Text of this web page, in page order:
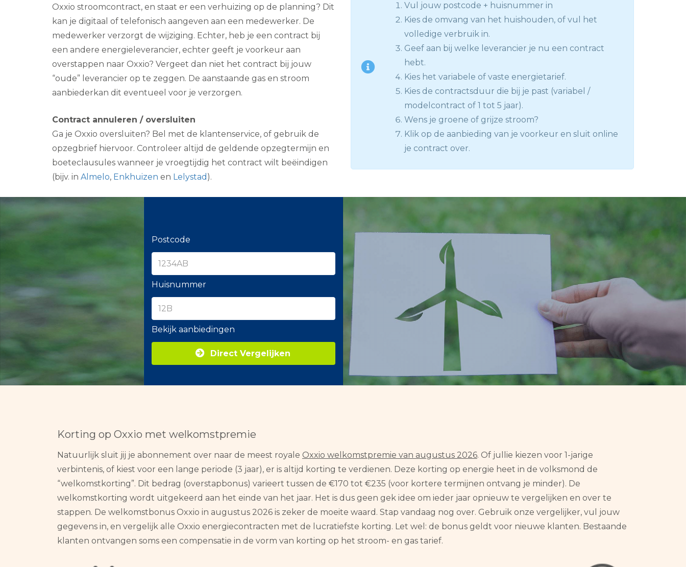
Oxxio stroomcontract, en staat er een verhuizing op de planning? Dit
kan je digitaal of telefonisch aangeven aan een medewerker. De
medewerker verzorgt de wijziging. Echter, heb je een contract bij
een andere energieleverancier, echter geeft je voorkeur aan
overstappen naar Oxxio? Vergeet dan niet het contract bij jouw
“oude” leverancier op te zeggen. De aanstaande gas en stroom
aanbiederkan dit eventueel voor je verzorgen.
Contract annuleren / oversluiten
Ga je Oxxio oversluiten? Bel met de klantenservice, of gebruik de
opzegbrief hiervoor. Controleer altijd de geldende opzegtermijn en
boeteclausules wanneer je vroegtijdig het contract wilt beëindigen
(bijv. in Almelo, Enkhuizen en Lelystad ).
Vul jouw postcode + huisnummer in
Kies de omvang van het huishouden, of vul het
volledige verbruik in.
Geef aan bij welke leverancier je nu een contract
hebt.
Kies het variabele of vaste energietarief.
Kies de contractsduur die bij je past (variabel /
modelcontract of 1 tot 5 jaar).
Wens je groene of grijze stroom?
Klik op de aanbieding van je voorkeur en sluit online
je contract over.
Postcode
Huisnummer
Bekijk aanbiedingen
Direct Vergelijken
Korting op Oxxio met welkomstpremie
Natuurlijk sluit jij je abonnement over naar de meest royale Oxxio welkomstpremie van augustus 2026. Of jullie kiezen voor 1-jarige
verbintenis, of kiest voor een lange periode (3 jaar), er is altijd korting te verdienen. Deze korting op energie heet in de volksmond de
“welkomstkorting”. Dit bedrag (overstapbonus) varieert tussen de €170 tot €235 (voor kortere termijnen ontvang je minder). De
welkomstkorting wordt uitgekeerd aan het einde van het jaar. Het is dus geen gek idee om ieder jaar opnieuw te vergelijken en over te
stappen. De welkomstbonus Oxxio in augustus 2026 is zeker de moeite waard. Stap vandaag nog over. Gebruik onze vergelijker, vul jouw
gegevens in, en vergelijk alle Oxxio energiecontracten met de lucratiefste korting. Let wel: de bonus geldt voor nieuwe klanten. Bestaande
klanten ontvangen soms een compensatie in de vorm van korting op het stroom- en gas tarief.